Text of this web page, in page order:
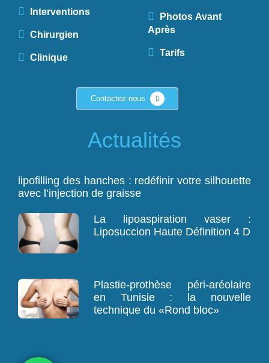
Interventions
Chirurgien
Clinique
Photos Avant
Après
Tarifs
Contactez-nous
Actualités
lipofilling des hanches : redéfinir votre silhouette
avec l’injection de graisse
La lipoaspiration vaser :
Liposuccion Haute Définition 4 D
Plastie-prothèse péri-aréolaire
en Tunisie : la nouvelle
technique du «Rond bloc»